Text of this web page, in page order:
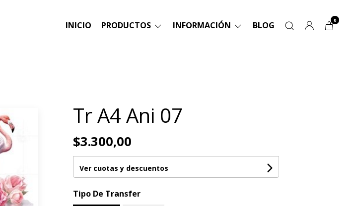
INICIO PRODUCTOS INFORMACIÓN BLOG 0
Tr A4 Ani 07
$3.300,00
Ver cuotas y descuentos
Tipo De Transfer